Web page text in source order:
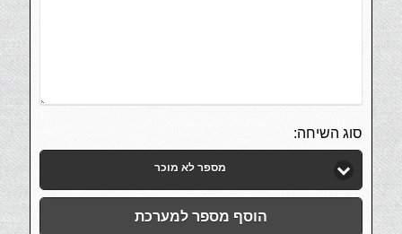
סוג השיחה:
מספר לא מוכר
הוסף מספר למערכת